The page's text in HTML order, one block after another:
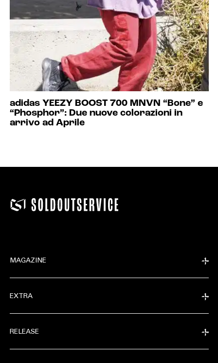
adidas YEEZY BOOST 700 MNVN “Bone” e
“Phosphor”: Due nuove colorazioni in
arrivo ad Aprile
MAGAZINE
EXTRA
RELEASE